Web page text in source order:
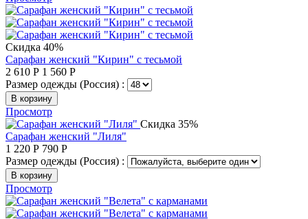
Скидка 40%
Сарафан женский "Кирин" с тесьмой
2 610 Р 1 560 Р
Размер одежды (Россия) :
В корзину
Просмотр
Скидка 35%
Сарафан женский "Лиля"
1 220 Р 790 Р
Размер одежды (Россия) :
В корзину
Просмотр